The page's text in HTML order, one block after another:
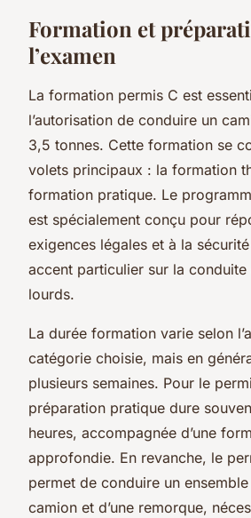
Formation et
l’examen
La formation permis C est
l’autorisation de conduire un
3,5 tonnes. Cette formation se
volets principaux : la formation
formation pratique. Le
est spécialement conçu pour
exigences légales et à la
accent particulier sur la conduite
lourds.
La durée formation varie selon
catégorie choisie, mais en
plusieurs semaines. Pour le
préparation pratique dure
heures, accompagnée d’une
approfondie. En revanche, le
permet de conduire un ensemble
camion et d’une remorque,